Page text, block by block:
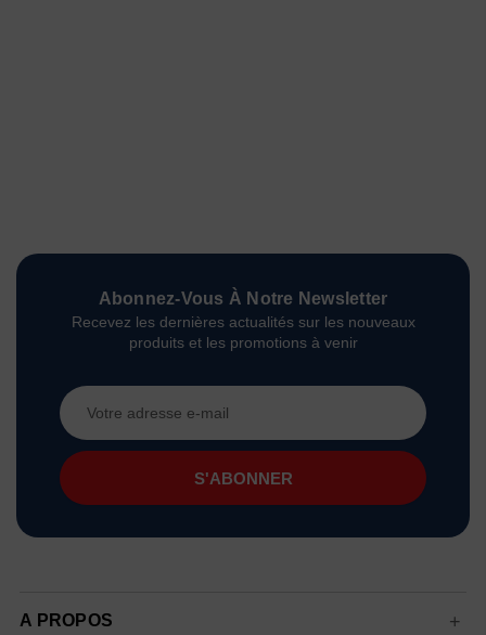
Abonnez-Vous À Notre Newsletter
Recevez les dernières actualités sur les nouveaux
produits et les promotions à venir
Adresse
e-
mail
A PROPOS